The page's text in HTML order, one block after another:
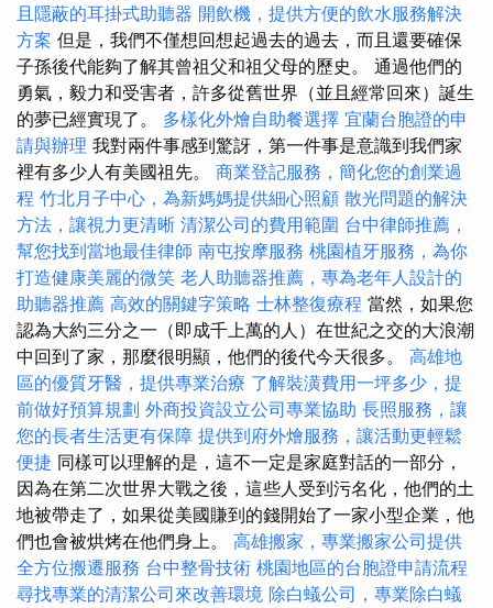
且隱蔽的耳掛式助聽器 開飲機，提供方便的飲水服務解決
方案 但是，我們不僅想回想起過去的過去，而且還要確保
子孫後代能夠了解其曾祖父和祖父母的歷史。 通過他們的
勇氣，毅力和受害者，許多從舊世界（並且經常回來）誕生
的夢已經實現了。 多樣化外燴自助餐選擇 宜蘭台胞證的申
請與辦理 我對兩件事感到驚訝，第一件事是意識到我們家
裡有多少人有美國祖先。 商業登記服務，簡化您的創業過
程 竹北月子中心，為新媽媽提供細心照顧 散光問題的解決
方法，讓視力更清晰 清潔公司的費用範圍 台中律師推薦，
幫您找到當地最佳律師 南屯按摩服務 桃園植牙服務，為你
打造健康美麗的微笑 老人助聽器推薦，專為老年人設計的
助聽器推薦 高效的關鍵字策略 士林整復療程 當然，如果您
認為大約三分之一（即成千上萬的人）在世紀之交的大浪潮
中回到了家，那麼很明顯，他們的後代今天很多。 高雄地
區的優質牙醫，提供專業治療 了解裝潢費用一坪多少，提
前做好預算規劃 外商投資設立公司專業協助 長照服務，讓
您的長者生活更有保障 提供到府外燴服務，讓活動更輕鬆
便捷 同樣可以理解的是，這不一定是家庭對話的一部分，
因為在第二次世界大戰之後，這些人受到污名化，他們的土
地被帶走了，如果從美國賺到的錢開始了一家小型企業，他
們也會被烘烤在他們身上。 高雄搬家，專業搬家公司提供
全方位搬遷服務 台中整骨技術 桃園地區的台胞證申請流程
尋找專業的清潔公司來改善環境 除白蟻公司，專業除白蟻